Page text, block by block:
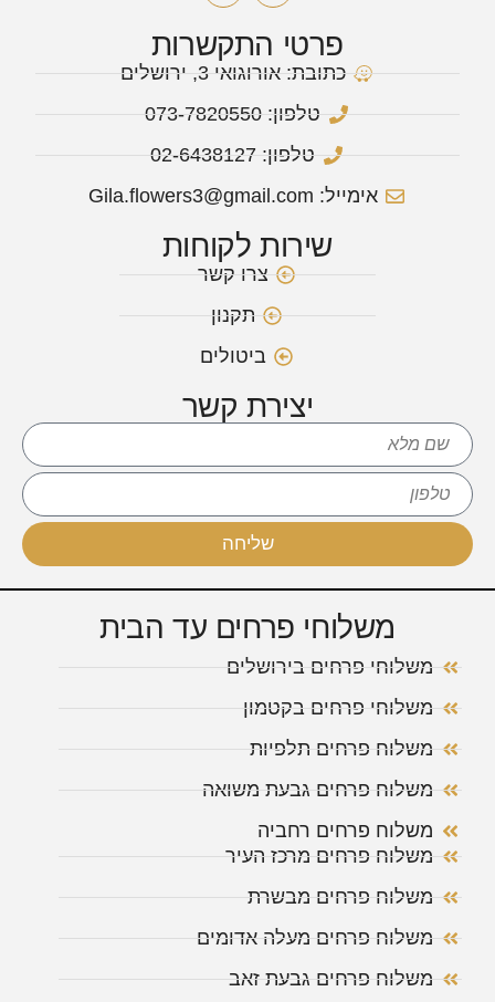
פרטי התקשרות
כתובת: אורוגואי 3, ירושלים
טלפון: 073-7820550
טלפון: 02-6438127
אימייל: Gila.flowers3@gmail.com
שירות לקוחות
צרו קשר
תקנון
ביטולים
יצירת קשר
שליחה
משלוחי פרחים עד הבית
משלוחי פרחים בירושלים
משלוחי פרחים בקטמון
משלוח פרחים תלפיות
משלוח פרחים גבעת משואה
משלוח פרחים רחביה
משלוח פרחים מרכז העיר
משלוח פרחים מבשרת
משלוח פרחים מעלה אדומים
משלוח פרחים גבעת זאב